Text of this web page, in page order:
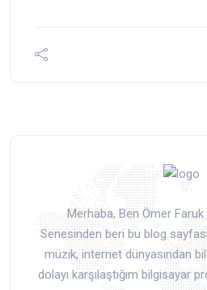
Merhaba, Ben Ömer Faruk
Senesinden beri bu blog
müzik, internet dünyasından
dolayı karşılaştığım bilgisayar